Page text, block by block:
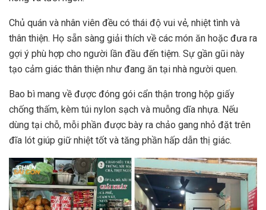
Chủ quán và nhân viên đều có thái độ vui vẻ, nhiệt tình và
thân thiện. Họ sẵn sàng giải thích về các món ăn hoặc đưa ra
gợi ý phù hợp cho người lần đầu đến tiệm. Sự gần gũi này
tạo cảm giác thân thiện như đang ăn tại nhà người quen.
Bao bì mang về được đóng gói cẩn thận trong hộp giấy
chống thấm, kèm túi nylon sạch và muỗng dĩa nhựa. Nếu
dùng tại chỗ, mỗi phần được bày ra chảo gang nhỏ đặt trên
đĩa lót giúp giữ nhiệt tốt và tăng phần hấp dẫn thị giác.